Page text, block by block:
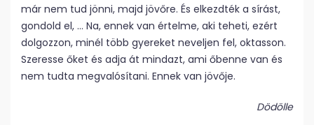
már nem tud jönni, majd jövőre. És elkezdték a sírást,
gondold el, … Na, ennek van értelme, aki teheti, ezért
dolgozzon, minél több gyereket neveljen fel, oktasson.
Szeresse őket és adja át mindazt, ami őbenne van és
nem tudta megvalósítani. Ennek van jövője.
Dödölle